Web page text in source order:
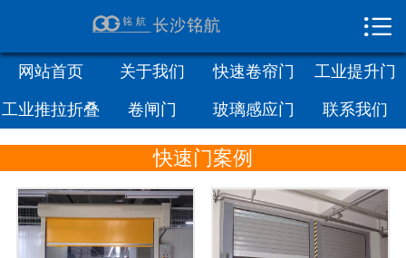
关于我们
快速卷帘门
工业推拉折叠门
卷闸门

网站首页 关于我们 快速卷帘门 工业提升门
工业推拉折叠
门
卷闸门 玻璃感应门 联系我们
快速门案例